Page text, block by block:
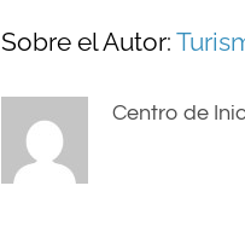
Sobre el Autor:
Centro de